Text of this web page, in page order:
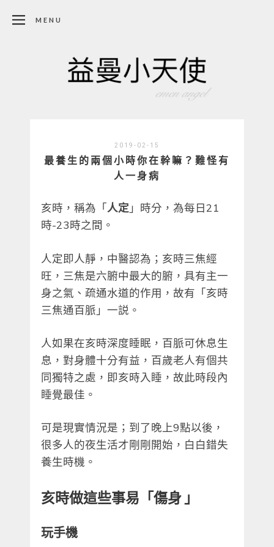
MENU
2019-02-15
最養生的兩個小時你在幹嘛？難怪有
人一身病
亥時，稱為「人定 」時分，為每日21
時-23時之間。
人定即人靜，中醫認為；亥時三焦經
旺，三焦是六腑中最大的腑，具有主一
身之氣、疏通水道的作用，故有「亥時
三焦通百脈」一説。
人如果在亥時深度睡眠，百脈可休息生
息，對身體十分有益，百歲老人有個共
同獨特之處，即亥時入睡，故此時段內
睡覺最佳。
可是現實情況是；到了晚上9點以後，
很多人的夜生活才剛剛開始，白白錯失
養生時機。
亥時做這些事易「傷身 」
玩手機